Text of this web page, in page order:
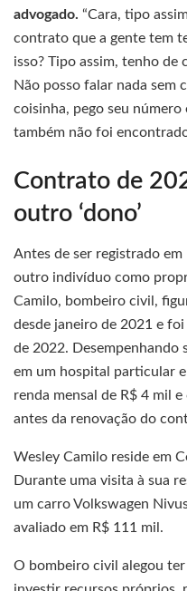
advogado. “Cara, tipo
contrato que a gente tem
isso? Tipo assim, tenho de
Não posso falar nada sem
coisinha, pego seu número
também não foi
Contrato de
outro ‘dono’
Antes de ser registrado
outro indivíduo como
Camilo, bombeiro civil,
desde janeiro de 2021 e
de 2022. Desempenhando
em um hospital particular
renda mensal de R$ 4 mil
antes da renovação do
Wesley Camilo reside em
Durante uma visita à sua
um carro Volkswagen
avaliado em R$ 111 mil.
O bombeiro civil alegou